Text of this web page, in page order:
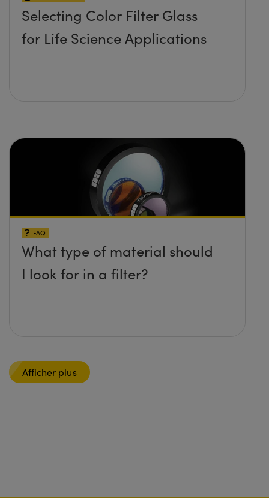
Selecting Color Filter Glass
for Life Science Applications
FAQ
What type of material should
I look for in a filter?
Afficher plus